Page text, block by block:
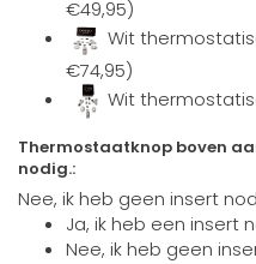
€49,95)
Wit
€74,95)
Wit
Thermostaatknop boven
nodig.:
Nee, ik heb geen insert
Ja, ik heb een insert
Nee, ik heb geen